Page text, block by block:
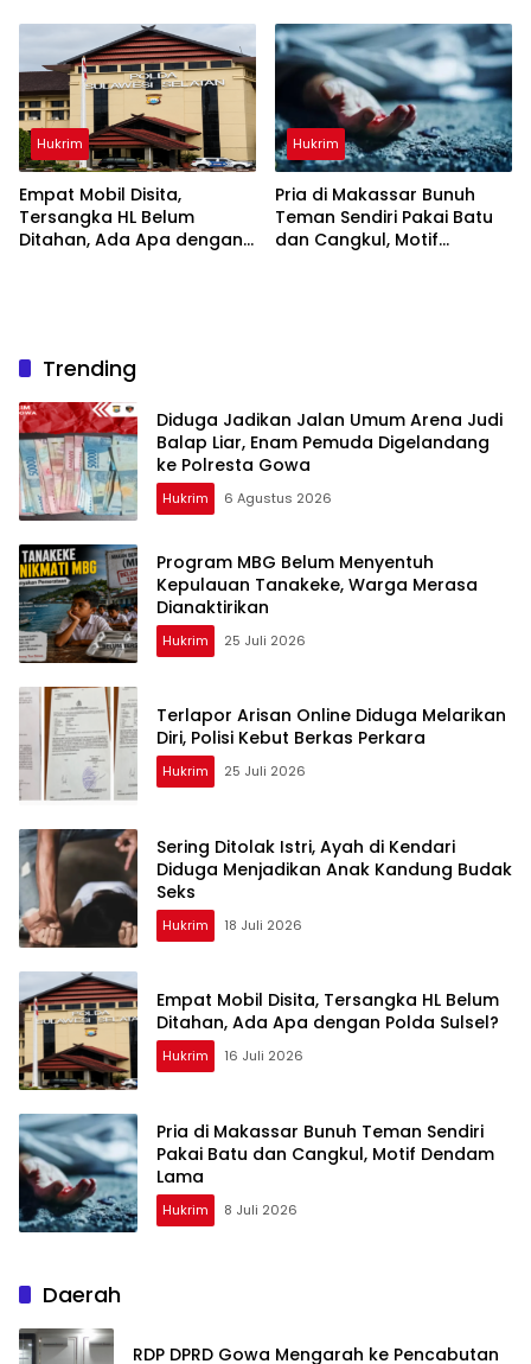
Hukrim
Empat Mobil Disita,
Tersangka HL Belum
Ditahan, Ada Apa dengan
Hukrim
Pria di Makassar Bunuh
Teman Sendiri Pakai Batu
dan Cangkul, Motif
Trending
Diduga Jadikan Jalan Umum Arena Judi
Balap Liar, Enam Pemuda Digelandang
ke Polresta Gowa
Hukrim 6 Agustus 2026
Program MBG Belum Menyentuh
Kepulauan Tanakeke, Warga Merasa
Dianaktirikan
Hukrim 25 Juli 2026
Terlapor Arisan Online Diduga Melarikan
Diri, Polisi Kebut Berkas Perkara
Hukrim 25 Juli 2026
Sering Ditolak Istri, Ayah di Kendari
Diduga Menjadikan Anak Kandung Budak
Seks
Hukrim 18 Juli 2026
Empat Mobil Disita, Tersangka HL Belum
Ditahan, Ada Apa dengan Polda Sulsel?
Hukrim 16 Juli 2026
Pria di Makassar Bunuh Teman Sendiri
Pakai Batu dan Cangkul, Motif Dendam
Lama
Hukrim 8 Juli 2026
Daerah
RDP DPRD Gowa Mengarah ke Pencabutan